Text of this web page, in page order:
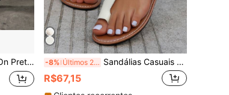
Enfermeiras, Uso Casual -8% Últimos 2 dias Sandálias Casuais Planas com Tira de Metal Rebitada e Remendos 2025 Novo Modelo Feminino para Uso Externo
R$67,15